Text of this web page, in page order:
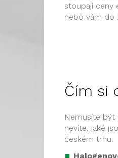
stoupají ceny
nebo vám do
Čím si
Nemusíte být
nevíte, jaké
českém trhu.